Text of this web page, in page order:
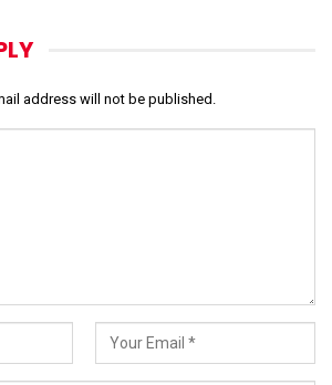
address will not be published.